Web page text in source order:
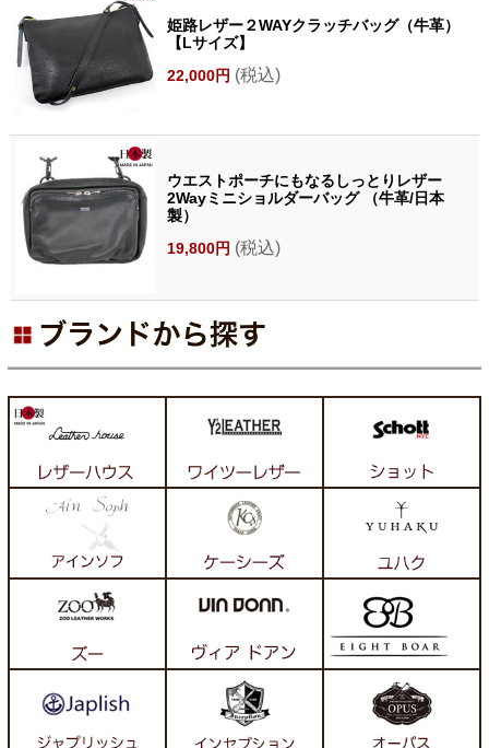
姫路レザー２WAYクラッチバッグ（牛革）
【Lサイズ】
22,000円 (税込)
ウエストポーチにもなるしっとりレザー
2Wayミニショルダーバッグ （牛革/日本
製）
19,800円 (税込)